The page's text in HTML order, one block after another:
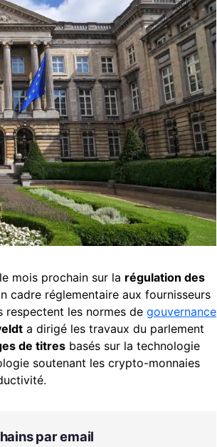
mois prochain sur la régulation des
cadre réglementaire aux fournisseurs
respectent les normes de gouvernance
a dirigé les travaux du parlement
de titres basés sur la technologie
soutenant les crypto-monnaies
par email